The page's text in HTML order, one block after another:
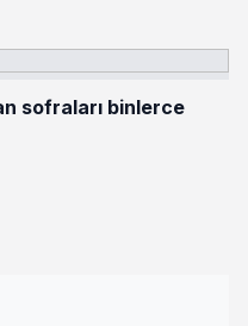
sofraları binlerce